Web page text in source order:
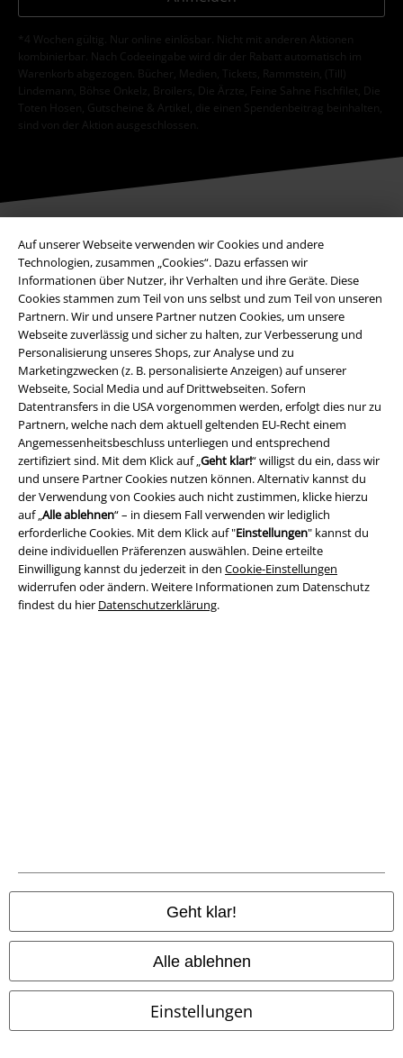
Auf unserer Webseite verwenden wir Cookies und andere
Technologien, zusammen „Cookies“. Dazu erfassen wir
Informationen über Nutzer, ihr Verhalten und ihre Geräte. Diese
Cookies stammen zum Teil von uns selbst und zum Teil von unseren
Partnern. Wir und unsere Partner nutzen Cookies, um unsere
Webseite zuverlässig und sicher zu halten, zur Verbesserung und
Personalisierung unseres Shops, zur Analyse und zu
Marketingzwecken (z. B. personalisierte Anzeigen) auf unserer
Webseite, Social Media und auf Drittwebseiten. Sofern
Datentransfers in die USA vorgenommen werden, erfolgt dies nur zu
Partnern, welche nach dem aktuell geltenden EU-Recht einem
Angemessenheitsbeschluss unterliegen und entsprechend
zertifiziert sind. Mit dem Klick auf „Geht klar!“ willigst du ein, dass wir
und unsere Partner Cookies nutzen können. Alternativ kannst du
der Verwendung von Cookies auch nicht zustimmen, klicke hierzu
auf „Alle ablehnen“ – in diesem Fall verwenden wir lediglich
erforderliche Cookies. Mit dem Klick auf "Einstellungen" kannst du
deine individuellen Präferenzen auswählen. Deine erteilte
Einwilligung kannst du jederzeit in den Cookie-Einstellungen
widerrufen oder ändern. Weitere Informationen zum Datenschutz
findest du hier Datenschutzerklärung.
Geht klar!
Alle ablehnen
Einstellungen
*4 Wochen gültig. Nur online einlösbar. Nicht mit anderen Aktionen
kombinierbar. Nach Codeeingabe wird dir der Rabatt automatisch im
Warenkorb abgezogen. Bücher, Medien, Tickets, Rammstein, (Till)
Lindemann, Böhse Onkelz, Broilers, Die Ärzte, Feine Sahne Fischfilet, Die
Toten Hosen, Gutscheine & Artikel, die einen Spendenbeitrag beinhalten,
sind von der Aktion ausgeschlossen.
Unser Kundenservice ist für dich da
Ja, unser Kundenservice ist heute wieder erreichbar von 08:00 Uhr bis
18:00 Uhr.Mehr Infos
Chat starten
Kundenservice
FAQ / Hilfe
Rückgaberichtlinien
Artikel zurücksenden
Größentabelle
BSC Mitgliedschaft kündigen
Studentenrabatt
Über EMP